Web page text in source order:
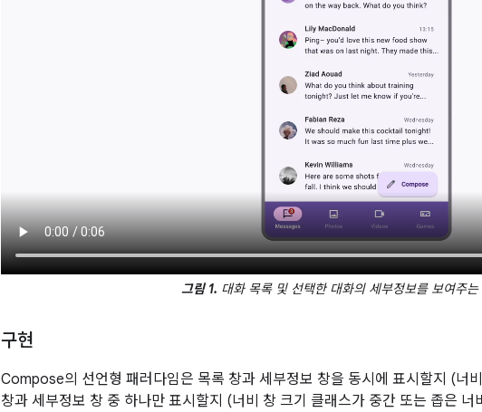
그림 1. 대화 목록 및 선택한 대화의 세부정보를 보여주
구현
Compose의 선언형 패러다임은 목록 창과 세부정보 창을 동시에 표시할지 (너
창과 세부정보 창 중 하나만 표시할지 (너비 창 크기 클래스가 중간 또는 좁은